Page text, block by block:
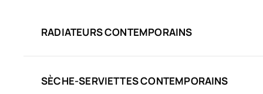
RADIATEURS CONTEMPORAINS
SÈCHE-SERVIETTES CONTEMPORAINS